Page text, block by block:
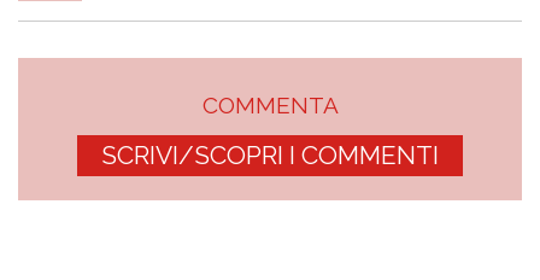
COMMENTA
SCRIVI/SCOPRI I COMMENTI